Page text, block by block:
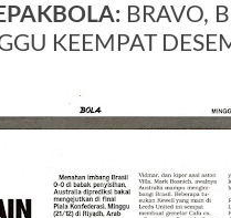
BRAVO,
KEEMPAT